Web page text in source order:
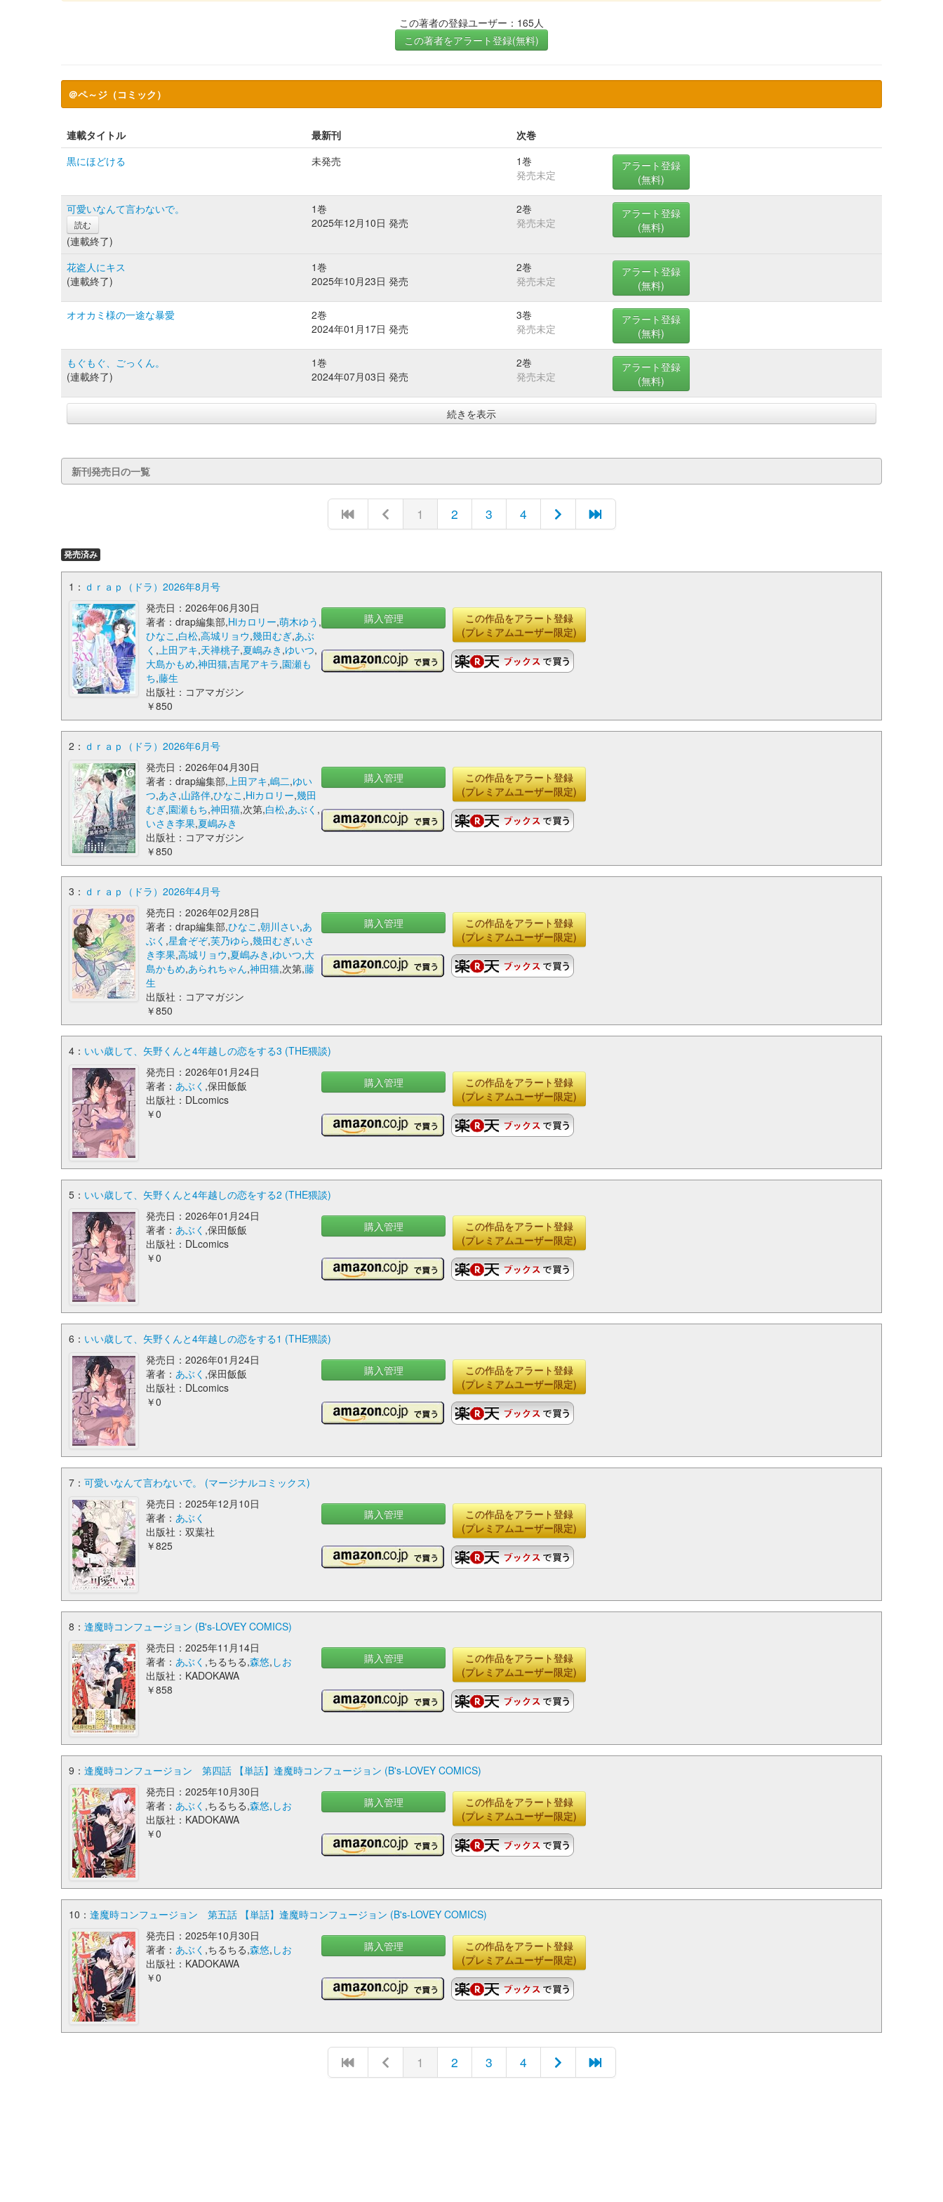
この著者の登録ユーザー：165人
この著者をアラート登録(無料)
＠ペ～ジ（コミック）
連載タイトル 最新刊
次巻
黒にほどける
未発売
1巻
発売未定
アラート登録
(無料)
可愛いなんて言わないで。
読む
(連載終了)
1巻
2025年12月10日 発売
2巻
発売未定
アラート登録
(無料)
花盗人にキス
(連載終了)
1巻
2025年10月23日 発売
2巻
発売未定
アラート登録
(無料)
オオカミ様の一途な暴愛
2巻
2024年01月17日 発売
3巻
発売未定
アラート登録
(無料)
もぐもぐ、ごっくん。
(連載終了)
1巻
2024年07月03日 発売
2巻
発売未定
アラート登録
(無料)
続きを表示
新刊発売日の一覧
1 2 3 4
発売済み
1： ｄｒａｐ（ドラ）2026年8月号
発売日：2026年06月30日
著者：drap編集部,Hiカロリー,萌木ゆう ,
ひなこ ,白松,高城リョウ,幾田むぎ,あぶ
く ,上田アキ,天禅桃子,夏嶋みき ,ゆいつ,
大島かもめ,神田猫,吉尾アキラ,園瀬も
ち,藤生
出版社：コアマガジン
￥850
購入管理
この作品をアラート登録
(プレミアムユーザー限定)
2： ｄｒａｐ（ドラ）2026年6月号
発売日：2026年04月30日
著者：drap編集部,上田アキ,嶋二,ゆい
つ,あさ ,山路伴,ひなこ ,Hiカロリー,幾田
むぎ,園瀬もち,神田猫,次第,白松,あぶく ,
いさき李果,夏嶋みき
出版社：コアマガジン
￥850
購入管理
この作品をアラート登録
(プレミアムユーザー限定)
3： ｄｒａｐ（ドラ）2026年4月号
発売日：2026年02月28日
著者：drap編集部,ひなこ ,朝川さい,あ
ぶく ,星倉ぞぞ,芙乃ゆら,幾田むぎ,いさ
き李果,高城リョウ,夏嶋みき ,ゆいつ,大
島かもめ,あられちゃん,神田猫,次第,藤
生
出版社：コアマガジン
￥850
購入管理
この作品をアラート登録
(プレミアムユーザー限定)
4： いい歳して、矢野くんと4年越しの恋をする3 (THE猥談)
発売日：2026年01月24日
著者：あぶく ,保田飯飯
出版社：DLcomics
￥0
購入管理
この作品をアラート登録
(プレミアムユーザー限定)
5： いい歳して、矢野くんと4年越しの恋をする2 (THE猥談)
発売日：2026年01月24日
著者：あぶく ,保田飯飯
出版社：DLcomics
￥0
購入管理
この作品をアラート登録
(プレミアムユーザー限定)
6： いい歳して、矢野くんと4年越しの恋をする1 (THE猥談)
発売日：2026年01月24日
著者：あぶく ,保田飯飯
出版社：DLcomics
￥0
購入管理
この作品をアラート登録
(プレミアムユーザー限定)
7： 可愛いなんて言わないで。 (マージナルコミックス)
発売日：2025年12月10日
著者：あぶく
出版社：双葉社
￥825
購入管理
この作品をアラート登録
(プレミアムユーザー限定)
8： 逢魔時コンフュージョン (B's-LOVEY COMICS)
発売日：2025年11月14日
著者：あぶく ,ちるちる,森悠, しお
出版社：KADOKAWA
￥858
購入管理
この作品をアラート登録
(プレミアムユーザー限定)
9： 逢魔時コンフュージョン 第四話 【単話】逢魔時コンフュージョン (B's-LOVEY COMICS)
発売日：2025年10月30日
著者：あぶく ,ちるちる,森悠, しお
出版社：KADOKAWA
￥0
購入管理
この作品をアラート登録
(プレミアムユーザー限定)
10： 逢魔時コンフュージョン 第五話 【単話】逢魔時コンフュージョン (B's-LOVEY COMICS)
発売日：2025年10月30日
著者：あぶく ,ちるちる,森悠, しお
出版社：KADOKAWA
￥0
購入管理
この作品をアラート登録
(プレミアムユーザー限定)
1 2 3 4